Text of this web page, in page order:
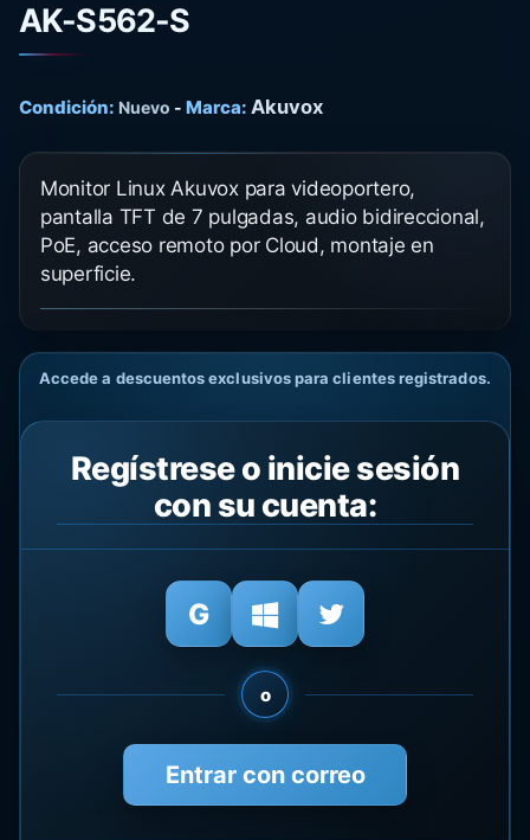
AK-S562-S
Condición: Nuevo - Marca: Akuvox
Monitor Linux Akuvox para videoportero,
pantalla TFT de 7 pulgadas, audio bidireccional,
PoE, acceso remoto por Cloud, montaje en
superficie.
Accede a descuentos exclusivos para clientes registrados.
Regístrese o inicie sesión
con su cuenta:
o
Entrar con correo